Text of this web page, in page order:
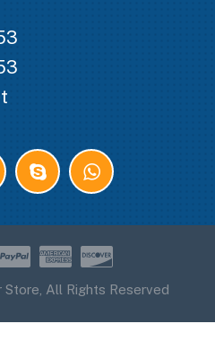
Store, All Rights Reserved